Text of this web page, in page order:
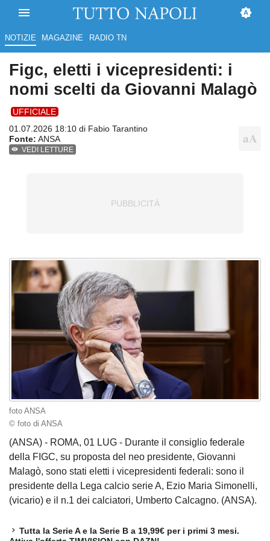
NOTIZIE MAGAZINE RADIO TN
Figc, eletti i vicepresidenti: i
nomi scelti da Giovanni Malagò
UFFICIALE
01.07.2026 18:10 di Fabio Tarantino
Fonte: ANSA
VEDI LETTURE
foto ANSA
© foto di ANSA
(ANSA) - ROMA, 01 LUG - Durante il consiglio federale
della FIGC, su proposta del neo presidente, Giovanni
Malagò, sono stati eletti i vicepresidenti federali: sono il
presidente della Lega calcio serie A, Ezio Maria Simonelli,
(vicario) e il n.1 dei calciatori, Umberto Calcagno. (ANSA).
Tutta la Serie A e la Serie B a 19,99€ per i primi 3 mesi.